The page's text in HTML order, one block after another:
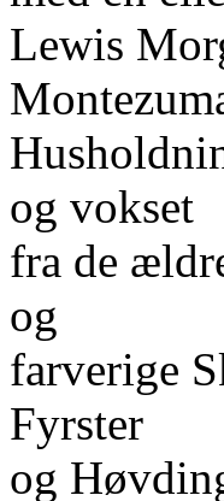
Lewis
og vokset
fra de
og
farverige
Fyrster
og